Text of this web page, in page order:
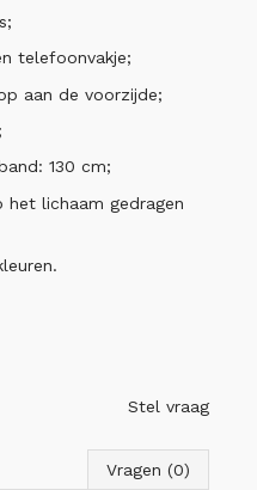
telefoonvakje;
aan de voorzijde;
130 cm;
lichaam gedragen
Stel vraag
Vragen (0)